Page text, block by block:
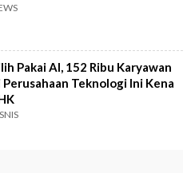
Pakai AI, 152 Ribu Karyawan
Perusahaan Teknologi Ini Kena